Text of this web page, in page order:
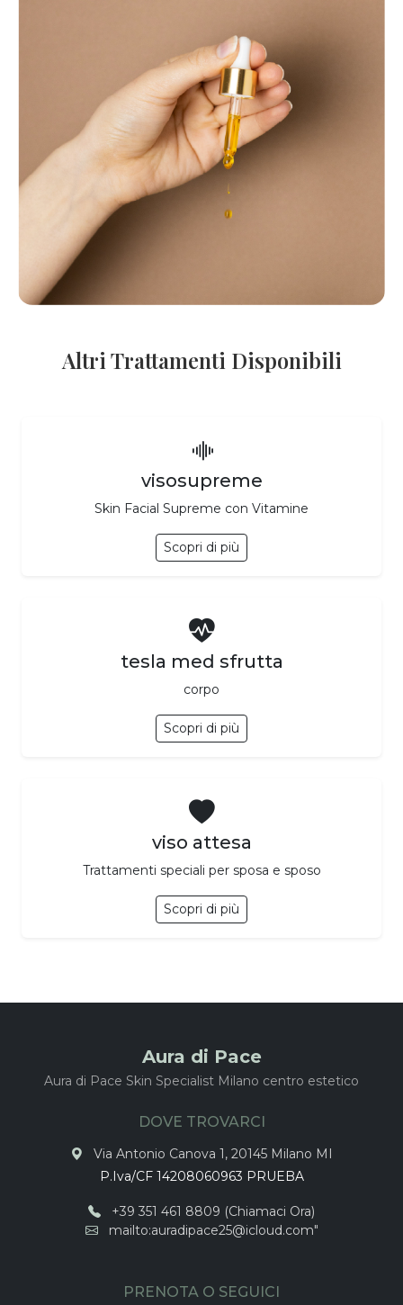
Altri Trattamenti Disponibili
visosupreme
Skin Facial Supreme con Vitamine
Scopri di più
tesla med sfrutta
corpo
Scopri di più
viso attesa
Trattamenti speciali per sposa e sposo
Scopri di più
Aura di Pace
Aura di Pace Skin Specialist Milano centro estetico
DOVE TROVARCI
Via Antonio Canova 1, 20145 Milano MI
P.Iva/CF 14208060963 PRUEBA
+39 351 461 8809 (Chiamaci Ora)
mailto:auradipace25@icloud.com"
PRENOTA O SEGUICI